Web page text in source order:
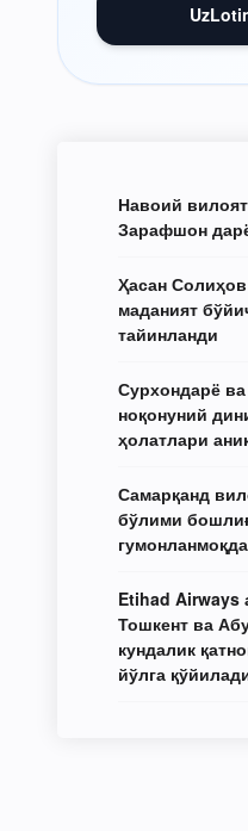
Навоий
Зарафшон
Ҳасан
маданият
тайинланди
Сурхондарё
ноқонуний
ҳолатлари
Самарқанд
бўлими
гумонланмоқда
Etihad Airways
Тошкент ва
кундалик
йўлга